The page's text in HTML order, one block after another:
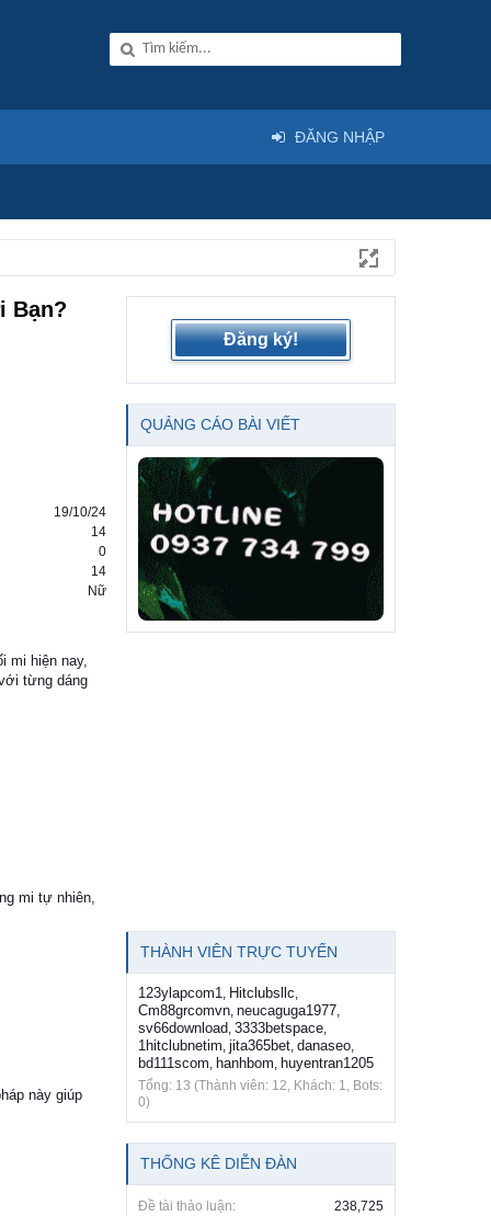
Bạn?
19/10/24
14
0
14
Nữ
mi hiện nay,
từng dáng
mi tự nhiên,
này giúp
Đăng ký!
QUẢNG CÁO BÀI VIẾT
THÀNH VIÊN TRỰC TUYẾN
123ylapcom1, Hitclubsllc,
Cm88grcomvn, neucaguga1977,
sv66download, 3333betspace,
1hitclubnetim, jita365bet, danaseo,
bd111scom, hanhbom, huyentran1205
Tổng: 13 (Thành viên: 12, Khách: 1, Bots:
0)
THỐNG KÊ DIỄN ĐÀN
Đề tài thảo luận:
238,725
ĐĂNG NHẬP